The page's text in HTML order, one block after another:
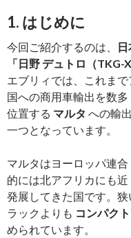
輸
出
し
ま
し
た
1. はじめに
今回ご紹介するのは、
「日野 デュトロ（TKG-
エブリィでは、これま
国への商用車輸出を数
位置する マルタ への輸
一つとなっています。
マルタはヨーロッパ連
的には北アフリカにも
発展してきた国です。
ラックよりも コンパク
められています。